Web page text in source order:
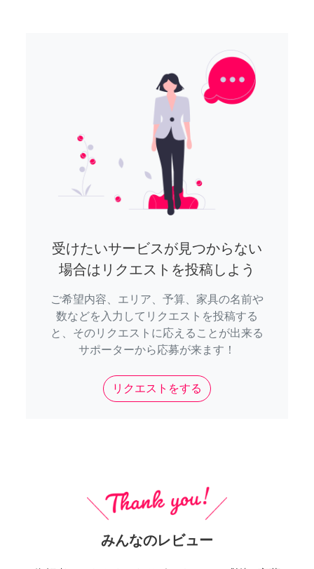
受けたいサービスが見つからない
場合はリクエストを投稿しよう
ご希望内容、エリア、予算、家具の名前や
数などを入力してリクエストを投稿する
と、そのリクエストに応えることが出来る
サポーターから応募が来ます！
リクエストをする
みんなのレビュー